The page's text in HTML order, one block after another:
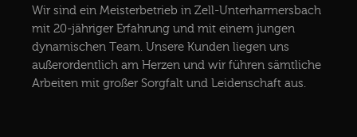
Wir sind ein Meisterbetrieb in Zell-Unterharmersbach
mit 20-jähriger Erfahrung und mit einem jungen
dynamischen Team. Unsere Kunden liegen uns
außerordentlich am Herzen und wir führen sämtliche
Arbeiten mit großer Sorgfalt und Leidenschaft aus.